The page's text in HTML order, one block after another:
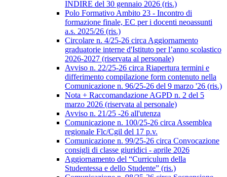
INDIRE del 30 gennaio 2026 (ris.)
Polo Formativo Ambito 23 - Incontro di
formazione finale, EC per i docenti neoassunti
a.s. 2025/26 (ris.)
Circolare n. 4/25-26 circa Aggiornamento
graduatorie interne d'Istituto per l’anno scolastico
2026-2027 (riservata al personale)
Avviso n. 22/25-26 circa Riapertura termini e
differimento compilazione form contenuto nella
Comunicazione n. 96/25-26 del 9 marzo '26 (ris.)
Nota + Raccomandazione AGPD n. 2 del 5
marzo 2026 (riservata al personale)
Avviso n. 21/25 -26 all'utenza
Comunicazione n. 100/25-26 circa Assemblea
regionale Flc/Cgil del 17 p.v.
Comunicazione n. 99/25-26 circa Convocazione
consigli di classe giuridici - aprile 2026
Aggiornamento del “Curriculum della
Studentessa e dello Studente” (ris.)